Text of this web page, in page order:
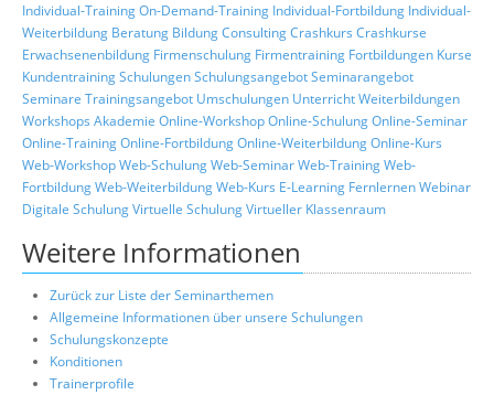
Individual-TrainingOn-Demand-Training Individual-Fortbildung Individual-
Weiterbildung Beratung BildungConsultingCrashkurs Crashkurse
Erwachsenenbildung Firmenschulung Firmentraining Fortbildungen Kurse
KundentrainingSchulungenSchulungsangebotSeminarangebot
Seminare Trainingsangebot Umschulungen UnterrichtWeiterbildungen
Workshops Akademie Online-WorkshopOnline-SchulungOnline-Seminar
Online-TrainingOnline-FortbildungOnline-WeiterbildungOnline-Kurs
Web-WorkshopWeb-SchulungWeb-SeminarWeb-TrainingWeb-
FortbildungWeb-WeiterbildungWeb-Kurs E-Learning FernlernenWebinar
Digitale SchulungVirtuelle SchulungVirtueller Klassenraum
Weitere Informationen
Zurück zur Liste der Seminarthemen
Allgemeine Informationen über unsere Schulungen
Schulungskonzepte
Konditionen
Trainerprofile